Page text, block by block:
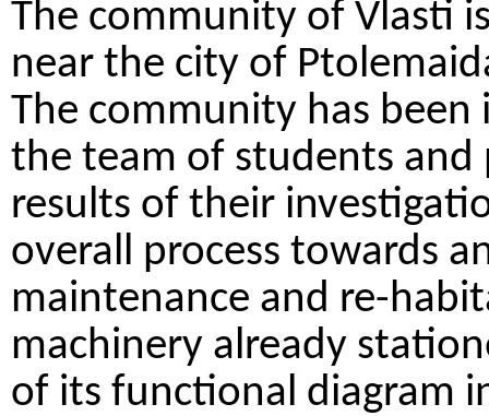
The community of Vlasti
near the city of
The community has
the team of students and
results of their
overall process towards
maintenance and re-
machinery already
of its functional diagram